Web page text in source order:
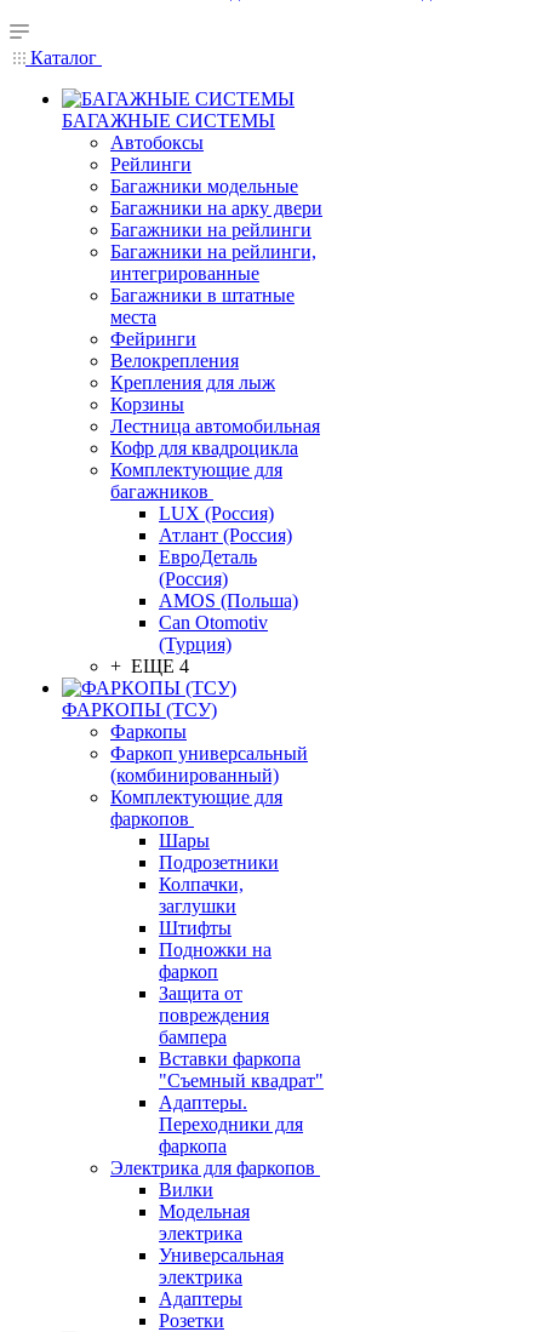
Каталог
БАГАЖНЫЕ СИСТЕМЫ
Автобоксы
Рейлинги
Багажники модельные
Багажники на арку двери
Багажники на рейлинги
Багажники на рейлинги,
интегрированные
Багажники в штатные
места
Фейринги
Велокрепления
Крепления для лыж
Корзины
Лестница автомобильная
Кофр для квадроцикла
Комплектующие для
багажников
LUX (Россия)
Атлант (Россия)
ЕвроДеталь
(Россия)
AMOS (Польша)
Can Otomotiv
(Турция)
+ ЕЩЕ 4
ФАРКОПЫ (ТСУ)
Фаркопы
Фаркоп универсальный
(комбинированный)
Комплектующие для
фаркопов
Шары
Подрозетники
Колпачки,
заглушки
Штифты
Подножки на
фаркоп
Защита от
повреждения
бампера
Вставки фаркопа
"Съемный квадрат"
Адаптеры.
Переходники для
фаркопа
Электрика для фаркопов
Вилки
Модельная
электрика
Универсальная
электрика
Адаптеры
Розетки